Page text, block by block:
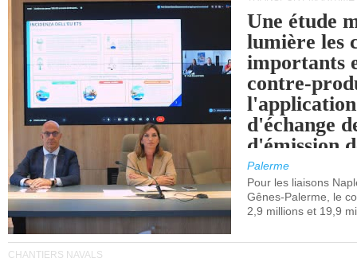
Une étude
lumière les
importants
contre-
d'échange
d'émission
(SEQE-UE)
maritimes
occidentale.
Palerme
Pour les liaisons
Gênes-Palerme, le
2,9 millions et 19,9
CHANTIERS NAVALS